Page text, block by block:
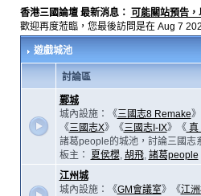
香港三國論壇 最新消息： 可能關站預告
歡迎再度蒞臨，您最後訪問是在 Aug 7
遊戲城池
討論區
鄴城
城內設施：《三國志8 Remake
《三國志X》《三國志I-IX》《真
諸葛people的城池，討論三國志
板主：
夏侯櫻, 胡飛, 諸葛people
江州城
城內設施：《GM會議室》《江